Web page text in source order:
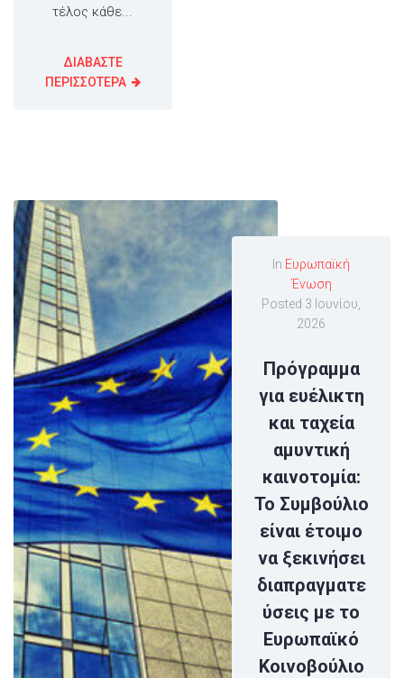
τέλος κάθε...
ΔΙΑΒΑΣΤΕ
ΠΕΡΙΣΣΟΤΕΡΑ
In Ευρωπαϊκή
Ένωση
Posted 3 Ιουνίου,
2026
Πρόγραμμα
για ευέλικτη
και ταχεία
αμυντική
καινοτομία:
Το Συμβούλιο
είναι έτοιμο
να ξεκινήσει
διαπραγματε
ύσεις με το
Ευρωπαϊκό
Κοινοβούλιο